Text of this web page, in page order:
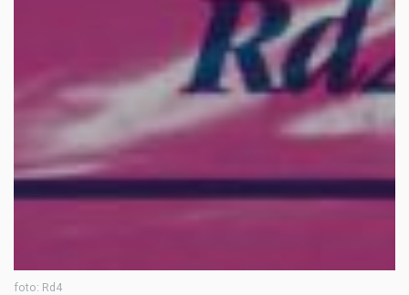
foto: Rd4